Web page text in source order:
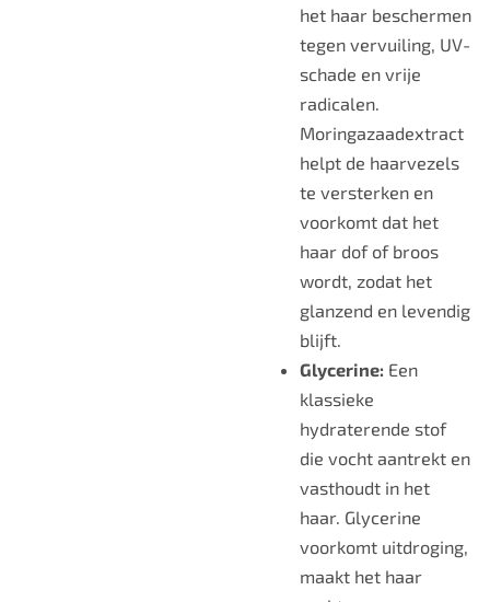
het haar beschermen
tegen vervuiling, UV-
schade en vrije
radicalen.
Moringazaadextract
helpt de haarvezels
te versterken en
voorkomt dat het
haar dof of broos
wordt, zodat het
glanzend en levendig
blijft.
Glycerine: Een
klassieke
hydraterende stof
die vocht aantrekt en
vasthoudt in het
haar. Glycerine
voorkomt uitdroging,
maakt het haar